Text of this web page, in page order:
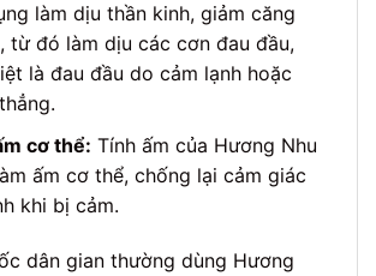
làm dịu thần kinh, giảm căng
từ đó làm dịu các cơn đau đầu,
là đau đầu do cảm lạnh hoặc
cơ thể: Tính ấm của Hương Nhu
ấm cơ thể, chống lại cảm giác
khi bị cảm.
dân gian thường dùng Hương